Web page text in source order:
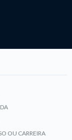
OU CARREIRA